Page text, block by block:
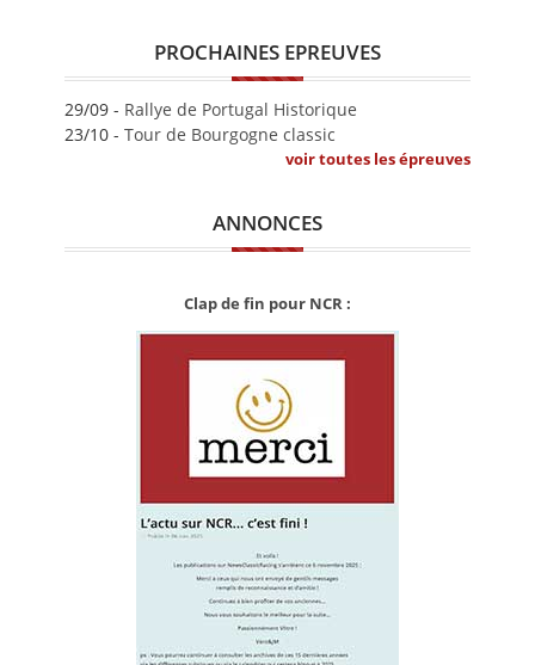
PROCHAINES EPREUVES
29/09 - Rallye de Portugal Historique
23/10 - Tour de Bourgogne classic
voir toutes les épreuves
ANNONCES
Clap de fin pour NCR :